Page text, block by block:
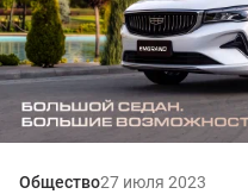
Общество27 июля 2023